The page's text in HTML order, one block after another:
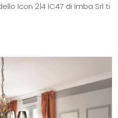
Icon 2|4 IC47 di Imba Srl ti